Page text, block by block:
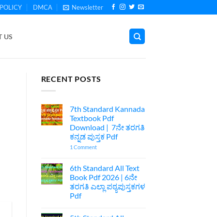
DMCA Newsletter
US
RECENT POSTS
7th Standard Kannada
Textbook Pdf
Download | 7ನೇ ತರಗತಿ
ಕನ್ನಡ ಪುಸ್ತಕ Pdf
1 Commenton
Kannada
Textbook
Pdf
Download
|
ಪುಸ್ತಕ
6th Standard All Text
Book Pdf 2026 | 6ನೇ
ತರಗತಿ ಎಲ್ಲಾ ಪಠ್ಯಪುಸ್ತಕಗಳ
Pdf